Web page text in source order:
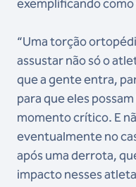
exemplificando
“Uma torção
assustar não só o
que a gente entra,
para que eles
momento crítico. E
eventualmente no
após uma derrota,
impacto nesses